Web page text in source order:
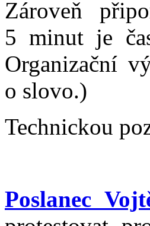
Zároveň
5 minut je
Organizační
o slovo.)
Technickou
Poslanec